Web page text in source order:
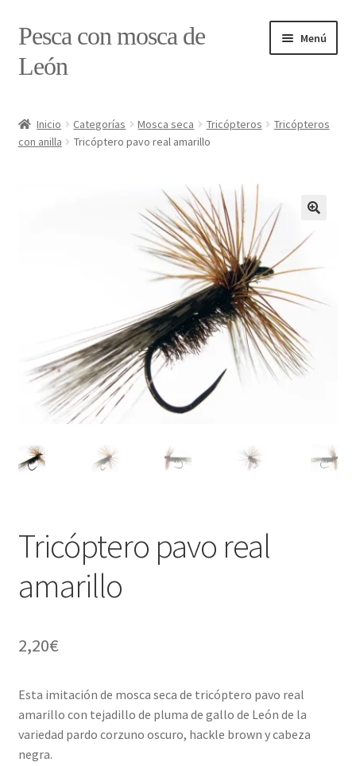
Ir
a
Ir
al
contenido
Pesca con mosca de
León
Menú
#7897 (sin título)
Estado de tramos de pesca
Realizar pedido
Regístrate al canal de noticias
Inicio Categorías Mosca seca Tricópteros
Tricópteros
con anilla
Tricóptero pavo real amarillo
Tricóptero pavo real
amarillo
2,20€
Esta imitación de mosca seca de tricóptero pavo real
amarillo con tejadillo de pluma de gallo de León de la
variedad pardo corzuno oscuro, hackle brown y cabeza
negra.